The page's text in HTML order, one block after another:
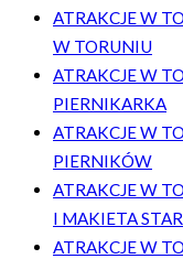
ATRAKCJE W
W TORUNIU
ATRAKCJE W
PIERNIKARKA
ATRAKCJE W
PIERNIKÓW
ATRAKCJE W
I MAKIETA
ATRAKCJE W